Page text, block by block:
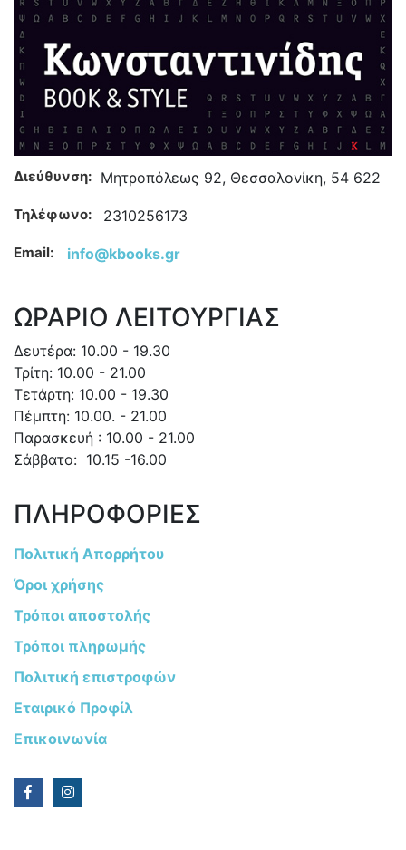
Διεύθυνση: Μητροπόλεως 92, Θεσσαλονίκη, 54 622
Τηλέφωνο: 2310256173
Email: info@kbooks.gr
ΩΡΑΡΙΟ ΛΕΙΤΟΥΡΓΙΑΣ
Δευτέρα: 10.00 - 19.30
Τρίτη: 10.00 - 21.00
Τετάρτη: 10.00 - 19.30
Πέμπτη: 10.00. - 21.00
Παρασκευή : 10.00 - 21.00
Σάββατο: 10.15 -16.00
ΠΛΗΡΟΦΟΡΙΕΣ
Πολιτική Απορρήτου
Όροι χρήσης
Τρόποι αποστολής
Τρόποι πληρωμής
Πολιτική επιστροφών
Εταιρικό Προφίλ
Επικοινωνία